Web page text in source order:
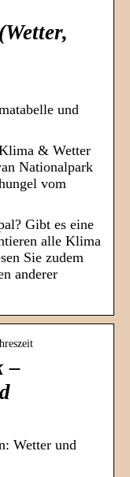
und
& Wetter
Nationalpark
vom
Gibt es eine
alle Klima
Sie zudem
anderer
–
Wetter und